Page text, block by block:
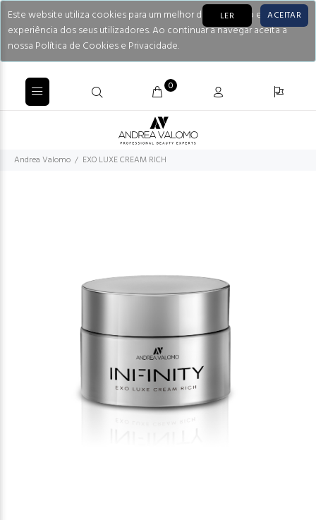
Este website utiliza cookies para um melhor desempenho e
experiência dos seus utilizadores. Ao continuar a navegar aceita a
nossa Política de Cookies e Privacidade.
LER ACEITAR
0
Andrea Valomo EXO LUXE CREAM RICH